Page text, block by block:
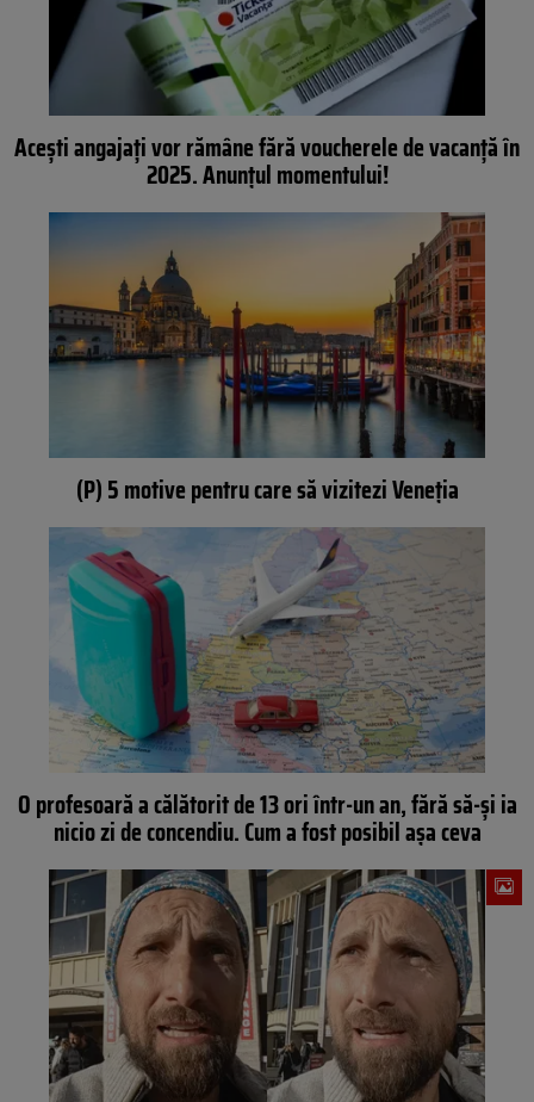
Acești angajați vor rămâne fără voucherele de vacanță în
2025. Anunțul momentului!
(P) 5 motive pentru care să vizitezi Veneția
O profesoară a călătorit de 13 ori într-un an, fără să-și ia
nicio zi de concendiu. Cum a fost posibil așa ceva